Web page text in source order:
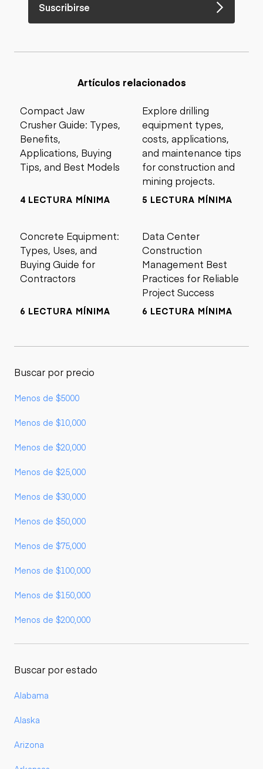
Suscribirse
Artículos relacionados
Compact Jaw
Crusher Guide: Types,
Benefits,
Applications, Buying
Tips, and Best Models
4 LECTURA MÍNIMA
Explore drilling
equipment types,
costs, applications,
and maintenance tips
for construction and
mining projects.
5 LECTURA MÍNIMA
Concrete Equipment:
Types, Uses, and
Buying Guide for
Contractors
6 LECTURA MÍNIMA
Data Center
Construction
Management Best
Practices for Reliable
Project Success
6 LECTURA MÍNIMA
Buscar por precio
Menos de $5000
Menos de $10,000
Menos de $20,000
Menos de $25,000
Menos de $30,000
Menos de $50,000
Menos de $75,000
Menos de $100,000
Menos de $150,000
Menos de $200,000
Buscar por estado
Alabama
Alaska
Arizona